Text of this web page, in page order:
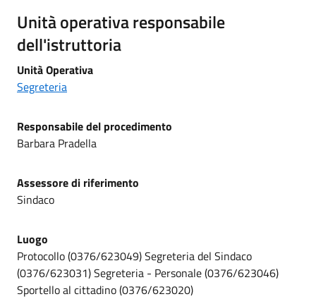
Unità operativa responsabile
dell'istruttoria
Unità Operativa
Segreteria
Responsabile del procedimento
Barbara Pradella
Assessore di riferimento
Sindaco
Luogo
Protocollo (0376/623049) Segreteria del Sindaco
(0376/623031) Segreteria - Personale (0376/623046)
Sportello al cittadino (0376/623020)